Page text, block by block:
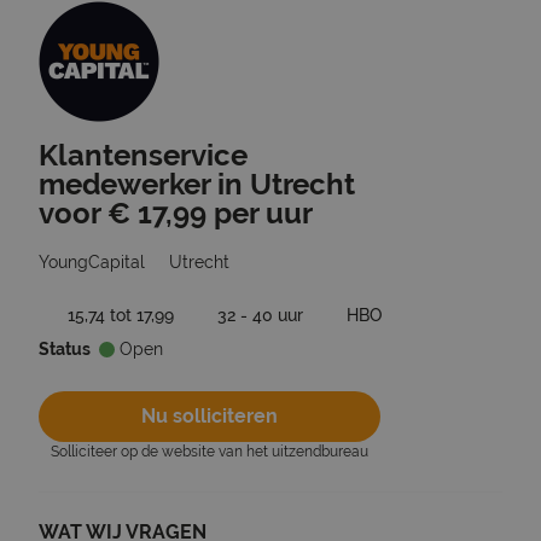
Klantenservice
medewerker in Utrecht
voor € 17,99 per uur
YoungCapital Utrecht
15,74 tot 17,99 32 - 40 uur
HBO
Status
Open
Nu solliciteren
Solliciteer op de website van het uitzendbureau
WAT WIJ VRAGEN